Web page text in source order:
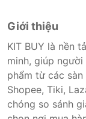
Giới thiệu
KIT BUY là nền
minh, giúp
phẩm từ các
Shopee, Tiki,
chóng so sánh